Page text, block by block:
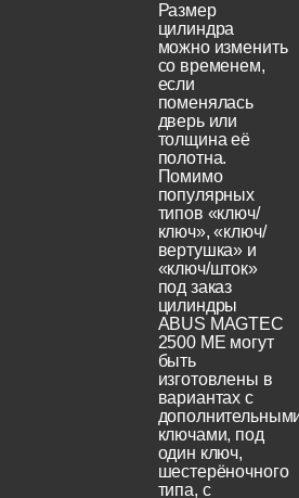
Размер
цилиндра
можно изменить
со временем,
если
поменялась
дверь или
толщина её
полотна.
Помимо
популярных
типов «ключ/
ключ», «ключ/
вертушка» и
«ключ/шток»
под заказ
цилиндры
ABUS MAGTEC
2500 ME могут
быть
изготовлены в
вариантах с
ключами, под
один ключ,
шестерёночного
типа, с